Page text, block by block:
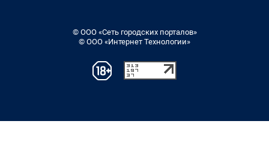
© ООО «Сеть городских порталов»
© ООО «Интернет Технологии»